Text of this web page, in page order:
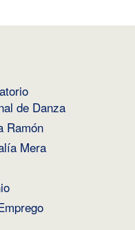
de Danza
Ramón
Mera